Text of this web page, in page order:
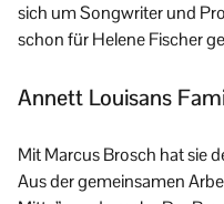
sich um Songwriter und
schon für Helene Fischer
Annett Louisans
Mit Marcus Brosch hat sie
Aus der gemeinsamen